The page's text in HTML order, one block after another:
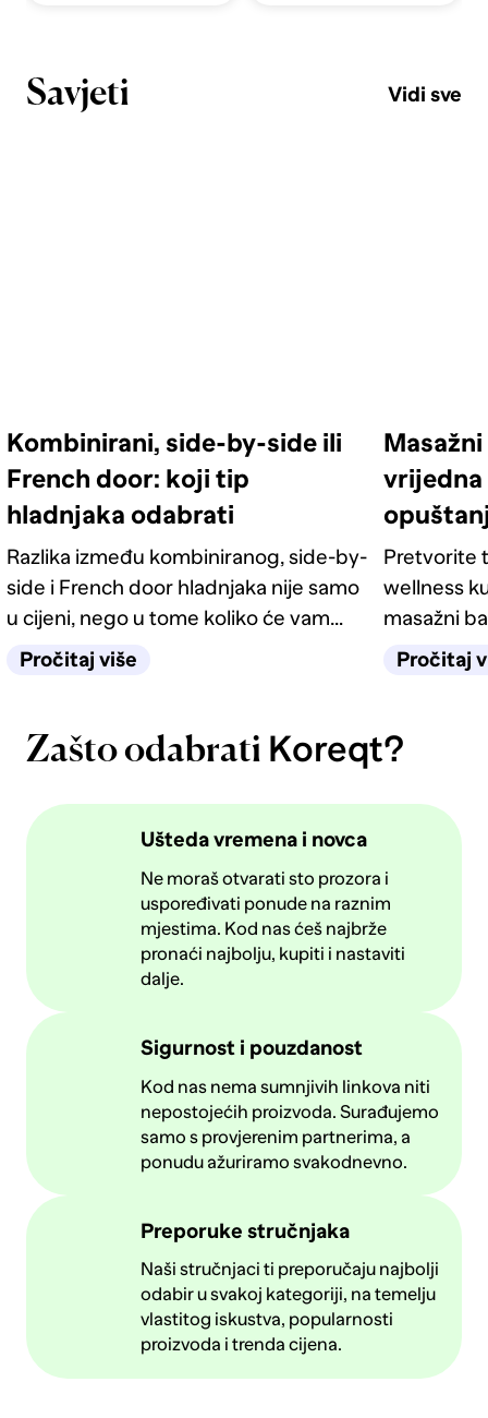
Savjeti Vidi sve
Kombinirani, side-by-side ili
French door: koji tip
hladnjaka odabrati
Razlika između kombiniranog, side-by-
side i French door hladnjaka nije samo
u cijeni, nego u tome koliko će vam
život u kuhinji biti jednostavan
Pročitaj više
vrijedna
Pretvorite
wellness
masažni
Pročitaj
Zašto odabrati Koreqt?
Ušteda vremena i novca
Ne moraš otvarati sto prozora i
uspoređivati ponude na raznim
mjestima. Kod nas ćeš najbrže
pronaći najbolju, kupiti i nastaviti
dalje.
Sigurnost i pouzdanost
Kod nas nema sumnjivih linkova niti
nepostojećih proizvoda. Surađujemo
samo s provjerenim partnerima, a
ponudu ažuriramo svakodnevno.
Preporuke stručnjaka
Naši stručnjaci ti preporučaju najbolji
odabir u svakoj kategoriji, na temelju
vlastitog iskustva, popularnosti
proizvoda i trenda cijena.